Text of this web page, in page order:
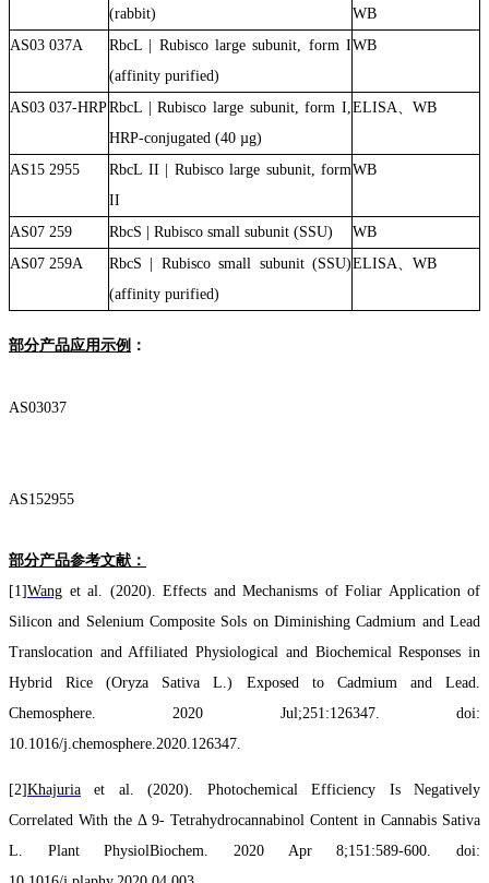
(rabbit)
WB
AS03 037A
RbcL | Rubisco large subunit, form I
(affinity purified)
WB
AS03 037-HRPRbcL | Rubisco large subunit, form I,
HRP-conjugated (40 µg)
ELISA、WB
AS15 2955
RbcL II | Rubisco large subunit, form
II
WB
AS07 259 RbcS | Rubisco small subunit (SSU)
WB
AS07 259A
RbcS | Rubisco small subunit (SSU)
(affinity purified)
ELISA、WB
部分产品应用示例 ：
AS03037
AS152955
部分产品参考文献：
[1]Wang et al. (2020). Effects and Mechanisms of Foliar Application of
Silicon and Selenium Composite Sols on Diminishing Cadmium and Lead
Translocation and Affiliated Physiological and Biochemical Responses in
Hybrid Rice (Oryza Sativa L.) Exposed to Cadmium and Lead.
Chemosphere. 2020 Jul;251:126347. doi:
10.1016/j.chemosphere.2020.126347.
[2]Khajuria et al. (2020). Photochemical Efficiency Is Negatively
Correlated With the Δ 9- Tetrahydrocannabinol Content in Cannabis Sativa
L. Plant PhysiolBiochem. 2020 Apr 8;151:589-600. doi: